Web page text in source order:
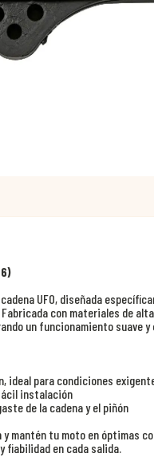
UFO, diseñada
Fabricada con materiales de
un funcionamiento suave
ideal para condiciones
instalación
de la cadena y el piñón
mantén tu moto en óptimas
fiabilidad en cada salida.